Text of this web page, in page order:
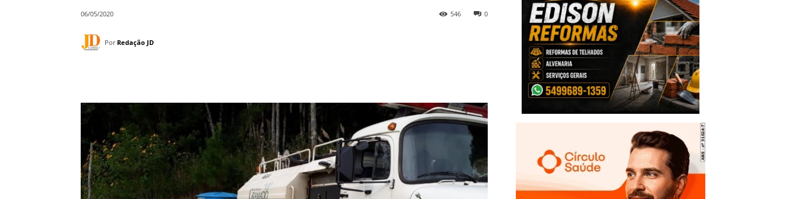
06/05/2020 0
546
Por Redação JD